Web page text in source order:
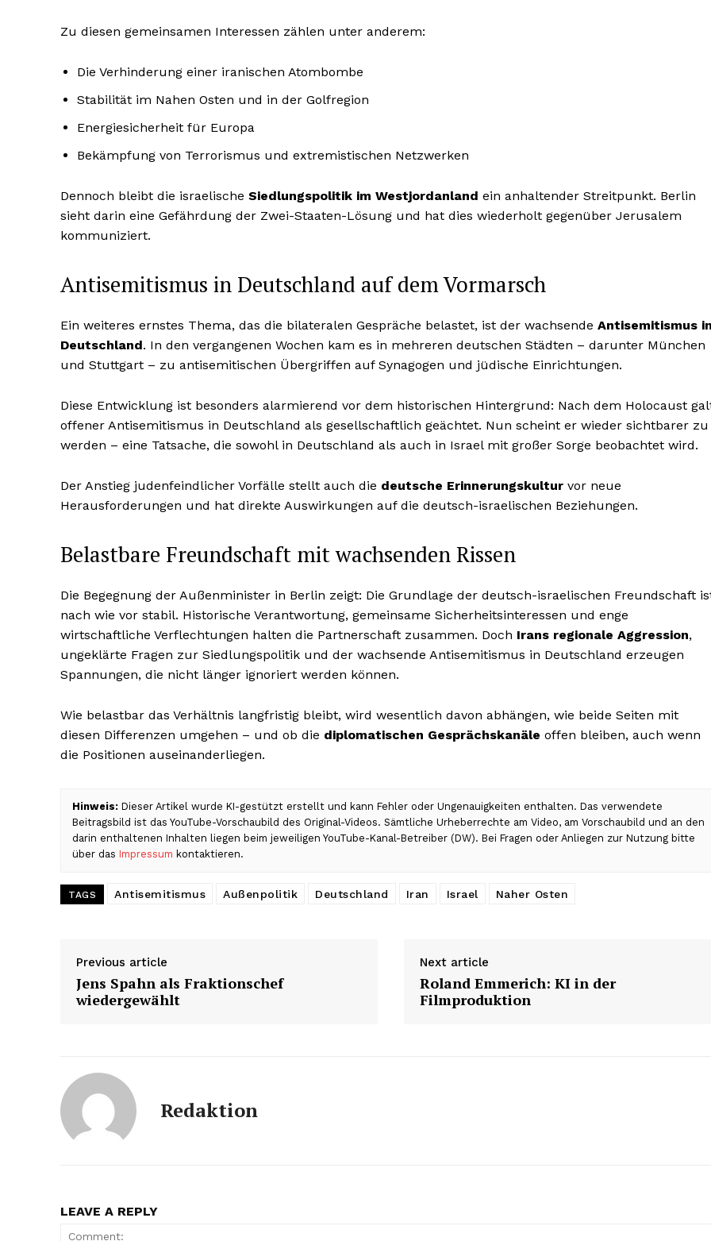
Zu diesen gemeinsamen Interessen zählen unter anderem:
Die Verhinderung einer iranischen Atombombe
Stabilität im Nahen Osten und in der Golfregion
Energiesicherheit für Europa
Bekämpfung von Terrorismus und extremistischen Netzwerken
Dennoch bleibt die israelische Siedlungspolitik im Westjordanland ein anhaltender Streitpunkt. Berlin
sieht darin eine Gefährdung der Zwei-Staaten-Lösung und hat dies wiederholt gegenüber Jerusalem
kommuniziert.
Antisemitismus in Deutschland auf dem Vormarsch
Ein weiteres ernstes Thema, das die bilateralen Gespräche belastet, ist der wachsende Antisemitismus
Deutschland. In den vergangenen Wochen kam es in mehreren deutschen Städten – darunter München
und Stuttgart – zu antisemitischen Übergriffen auf Synagogen und jüdische Einrichtungen.
Diese Entwicklung ist besonders alarmierend vor dem historischen Hintergrund: Nach dem Holocaust
offener Antisemitismus in Deutschland als gesellschaftlich geächtet. Nun scheint er wieder sichtbarer zu
werden – eine Tatsache, die sowohl in Deutschland als auch in Israel mit großer Sorge beobachtet wird.
Der Anstieg judenfeindlicher Vorfälle stellt auch die deutsche Erinnerungskultur vor neue
Herausforderungen und hat direkte Auswirkungen auf die deutsch-israelischen Beziehungen.
Belastbare Freundschaft mit wachsenden Rissen
Die Begegnung der Außenminister in Berlin zeigt: Die Grundlage der deutsch-israelischen Freundschaft
nach wie vor stabil. Historische Verantwortung, gemeinsame Sicherheitsinteressen und enge
wirtschaftliche Verflechtungen halten die Partnerschaft zusammen. Doch Irans regionale Aggression,
ungeklärte Fragen zur Siedlungspolitik und der wachsende Antisemitismus in Deutschland erzeugen
Spannungen, die nicht länger ignoriert werden können.
Wie belastbar das Verhältnis langfristig bleibt, wird wesentlich davon abhängen, wie beide Seiten mit
diesen Differenzen umgehen – und ob die diplomatischen Gesprächskanäle offen bleiben, auch wenn
die Positionen auseinanderliegen.
Hinweis: Dieser Artikel wurde KI-gestützt erstellt und kann Fehler oder Ungenauigkeiten enthalten. Das verwendete
Beitragsbild ist das YouTube-Vorschaubild des Original-Videos. Sämtliche Urheberrechte am Video, am Vorschaubild und an den
darin enthaltenen Inhalten liegen beim jeweiligen YouTube-Kanal-Betreiber (DW). Bei Fragen oder Anliegen zur Nutzung bitte
über das Impressum kontaktieren.
TAGS Antisemitismus Außenpolitik Deutschland Iran Israel Naher Osten
Previous article
Jens Spahn als Fraktionschef
wiedergewählt
Next article
Roland Emmerich: KI in der
Filmproduktion
Redaktion
LEAVE A REPLY